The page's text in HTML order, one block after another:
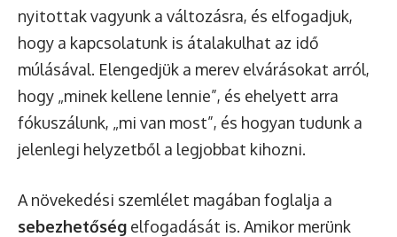
nyitottak vagyunk a változásra, és elfogadjuk,
hogy a kapcsolatunk is átalakulhat az idő
múlásával. Elengedjük a merev elvárásokat arról,
hogy „minek kellene lennie”, és ehelyett arra
fókuszálunk, „mi van most”, és hogyan tudunk a
jelenlegi helyzetből a legjobbat kihozni.
A növekedési szemlélet magában foglalja a
sebezhetőség elfogadását is. Amikor merünk